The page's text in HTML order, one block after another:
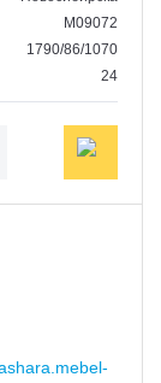
M09072
1790/86/1070
24